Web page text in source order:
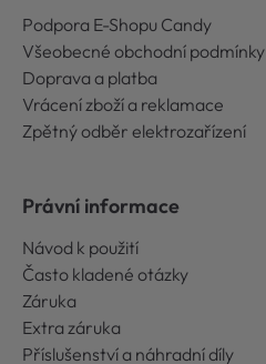
Podpora E-Shopu Candy
Všeobecné obchodní podmínky
Doprava a platba
Vrácení zboží a reklamace
Zpětný odběr elektrozařízení
Právní informace
Návod k použití
Často kladené otázky
Záruka
Extra záruka
Příslušenství a náhradní díly